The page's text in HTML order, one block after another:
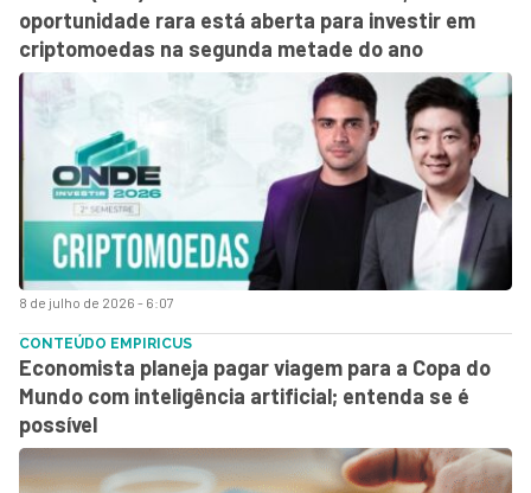
8 de julho de 2026 - 6:07
oportunidade rara está aberta para investir em
criptomoedas na segunda metade do ano
CONTEÚDO EMPIRICUS
Economista planeja pagar viagem para a Copa do
Mundo com inteligência artificial; entenda se é
possível